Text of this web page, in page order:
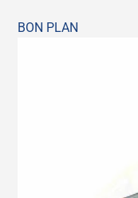
BON PLAN